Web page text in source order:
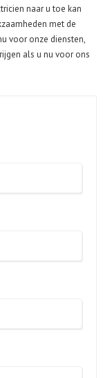
naar u toe kan
met de
voor onze diensten,
als u nu voor ons